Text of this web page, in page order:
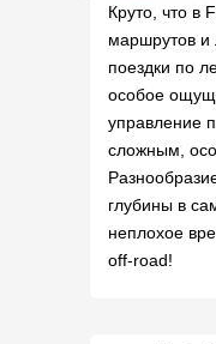
Круто, что в
маршрутов
поездки по
особое
управление
сложным,
глубины в
неплохое
off-road!